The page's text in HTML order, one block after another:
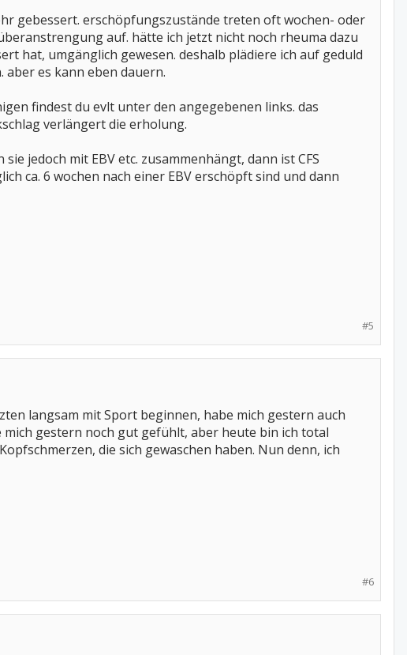
gebessert. erschöpfungszustände treten oft wochen- oder
auf. hätte ich jetzt nicht noch rheuma dazu
hat, umgänglich gewesen. deshalb plädiere ich auf geduld
aber es kann eben dauern.
findest du evlt unter den angegebenen links. das
verlängert die erholung.
jedoch mit EBV etc. zusammenhängt, dann ist CFS
ca. 6 wochen nach einer EBV erschöpft sind und dann
#5
langsam mit Sport beginnen, habe mich gestern auch
gestern noch gut gefühlt, aber heute bin ich total
die sich gewaschen haben. Nun denn, ich
#6